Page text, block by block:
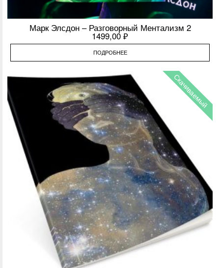
Марк Элсдон – Разговорный Ментализм 2
1499,00 ₽
ПОДРОБНЕЕ
Скачиваемый